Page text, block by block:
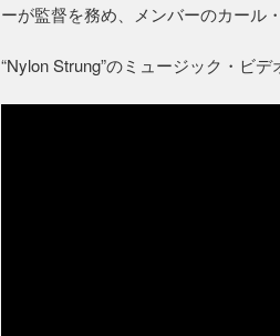
ーが監督を務め、メンバーのカール
“Nylon Strung”のミュージック・ビデ